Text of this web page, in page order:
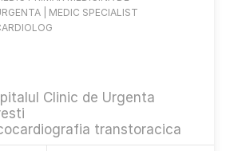
| MEDIC SPECIALIST
Clinic de Urgenta
transtoracica